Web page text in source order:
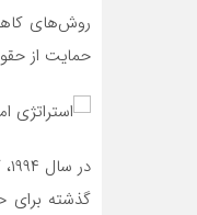
روش‌های
حمایت از
گذشته برای